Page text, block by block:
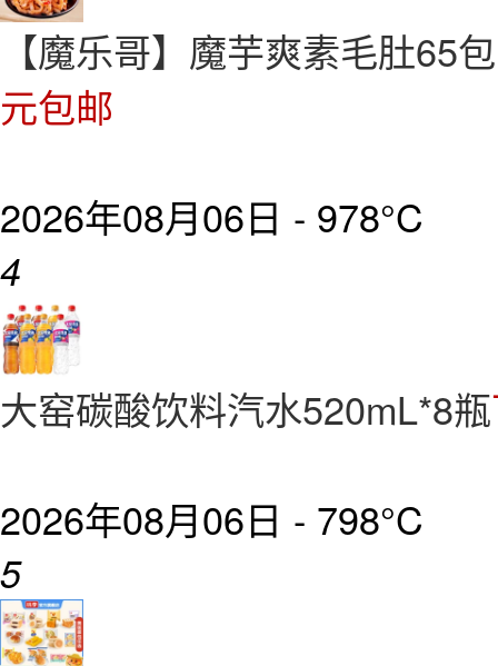
【魔乐哥】魔芋爽素毛肚65
元包邮
2026年08月06日 - 978°C
4
大窑碳酸饮料汽水520mL*8瓶
2026年08月06日 - 798°C
5